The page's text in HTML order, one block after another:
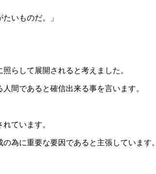
いものだ。」
らして展開されると考えました。
間であると確信出来る事を言います。
ています。
為に重要な要因であると主張しています。